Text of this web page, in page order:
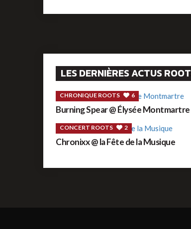
LES DERNIÈRES ACTUS
CHRONIQUE ROOTS 6
Burning Spear @ Élysée Montmartre
CONCERT ROOTS 2
Chronixx @ la Fête de la Musique